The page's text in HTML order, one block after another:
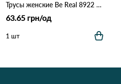
Трусы женские Be Real 8922 3C Различные цвета
63.65 грн/од
1 шт